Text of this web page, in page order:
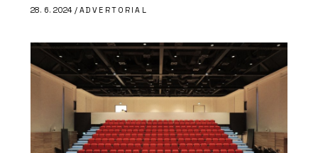
PRODUKTY
28. 6. 2024 / ADVERTORIAL